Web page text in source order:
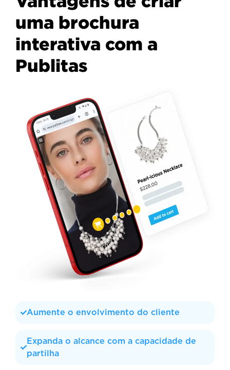
uma brochura
interativa com a
Publitas
Aumente o envolvimento do cliente
Expanda o alcance com a capacidade de
partilha